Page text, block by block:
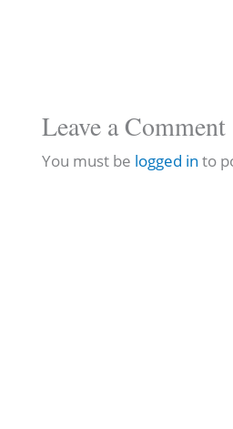
Leave a Comment
You must be logged in to